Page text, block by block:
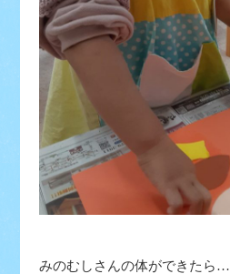
みのむしさんの体ができたら…